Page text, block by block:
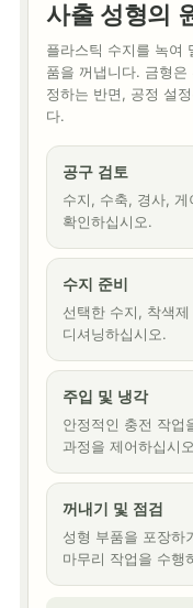
사출 성형의
플라스틱 수지를 녹여
품을 꺼냅니다. 금형
정하는 반면, 공정 설
다.
공구 검토
수지, 수축, 경사,
확인하십시오.
수지 준비
선택한 수지, 착색
디셔닝하십시오.
주입 및 냉각
안정적인 충전 작업
과정을 제어하십시
꺼내기 및 점검
성형 부품을 포장하
마무리 작업을 수행